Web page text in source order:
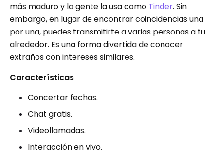
más maduro y la gente la usa como Tinder. Sin
embargo, en lugar de encontrar coincidencias una
por una, puedes transmitirte a varias personas a tu
alrededor. Es una forma divertida de conocer
extraños con intereses similares.
Características
Concertar fechas.
Chat gratis.
Videollamadas.
Interacción en vivo.